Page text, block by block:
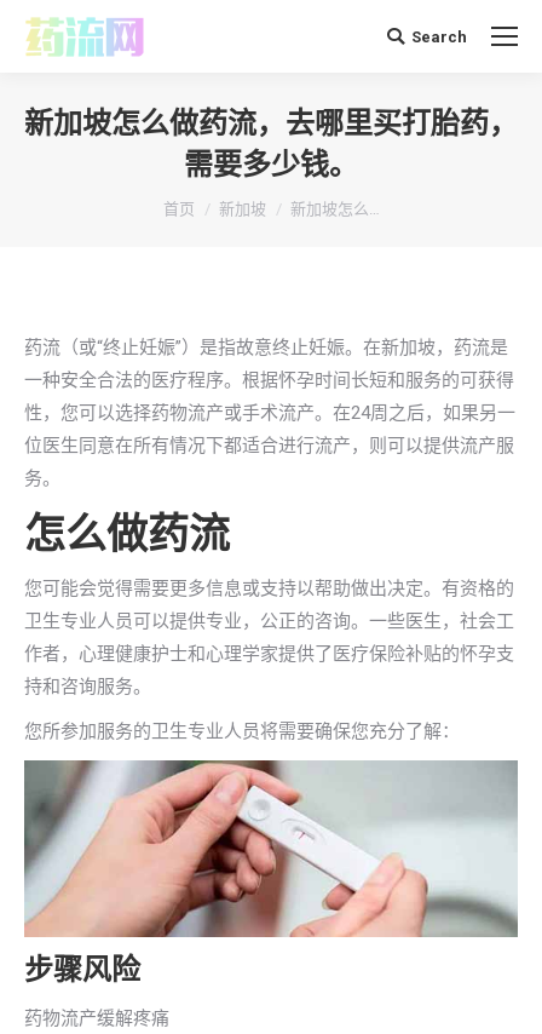
搜 Search
新加坡怎么做药流，去哪里买打胎药，
需要多少钱。
你在这里：
首页 新加坡 新加坡怎么…
药流（或“终止妊娠”）是指​​故意终止妊娠。在新加坡，药流是
一种安全合法的医疗程序。根据怀孕时间长短和服务的可获得
性，您可以选择药物流产或手术流产。在24周之后，如果另一
位医生同意在所有情况下都适合进行流产，则可以提供流产服
务。
怎么做药流
您可能会觉得需要更多信息或支持以帮助做出决定。有资格的
卫生专业人员可以提供专业，公正的咨询。一些医生，社会工
作者，心理健康护士和心理学家提供了医疗保险补贴的怀孕支
持和咨询服务。
您所参加服务的卫生专业人员将需要确保您充分了解：
步骤风险
药物流产缓解疼痛